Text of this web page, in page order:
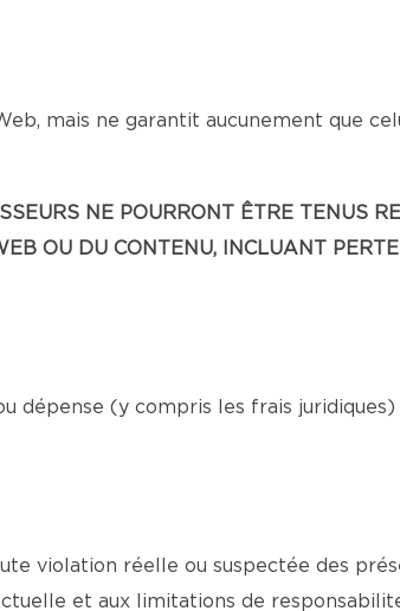
mais ne garantit aucunement que
NE POURRONT ÊTRE TENUS
OU DU CONTENU, INCLUANT
dépense (y compris les frais
violation réelle ou suspectée des
et aux limitations de